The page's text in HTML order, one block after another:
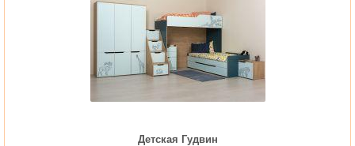
Детская Гудвин